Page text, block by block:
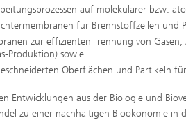
auf molekularer bzw.
für Brennstoffzellen und
zur effizienten Trennung von Gasen,
Produktion) sowie
Oberflächen und Partikeln
Entwicklungen aus der Biologie und
zu einer nachhaltigen Bioökonomie in